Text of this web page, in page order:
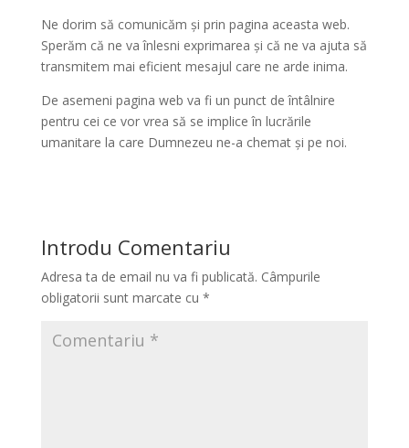
Ne dorim să comunicăm și prin pagina aceasta web.
Sperăm că ne va înlesni exprimarea și că ne va ajuta să
transmitem mai eficient mesajul care ne arde inima.
De asemeni pagina web va fi un punct de întâlnire
pentru cei ce vor vrea să se implice în lucrările
umanitare la care Dumnezeu ne-a chemat și pe noi.
Introdu Comentariu
Adresa ta de email nu va fi publicată. Câmpurile
obligatorii sunt marcate cu *